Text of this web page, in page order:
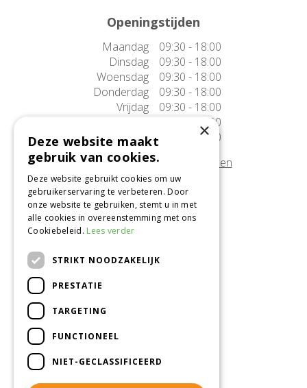
Openingstijden
Maandag
09:30 - 18:00
Dinsdag
09:30 - 18:00
Woensdag
09:30 - 18:00
Donderdag
09:30 - 18:00
Vrijdag
09:30 - 18:00
Zaterdag
09:30 - 17:00
Zondag
10:00 - 17:00
Afwijkende openingstijden tonen
Onze locatie
Tuincentrum Alméérplant
Jac. P. Thijsseweg 4
pinterest
×
Deze website maakt
gebruik van cookies.
Deze website gebruikt cookies om uw
gebruikerservaring te verbeteren. Door
onze website te gebruiken, stemt u in met
alle cookies in overeenstemming met ons
Cookiebeleid. Lees verder
STRIKT NOODZAKELIJK
PRESTATIE
TARGETING
FUNCTIONEEL
NIET-GECLASSIFICEERD